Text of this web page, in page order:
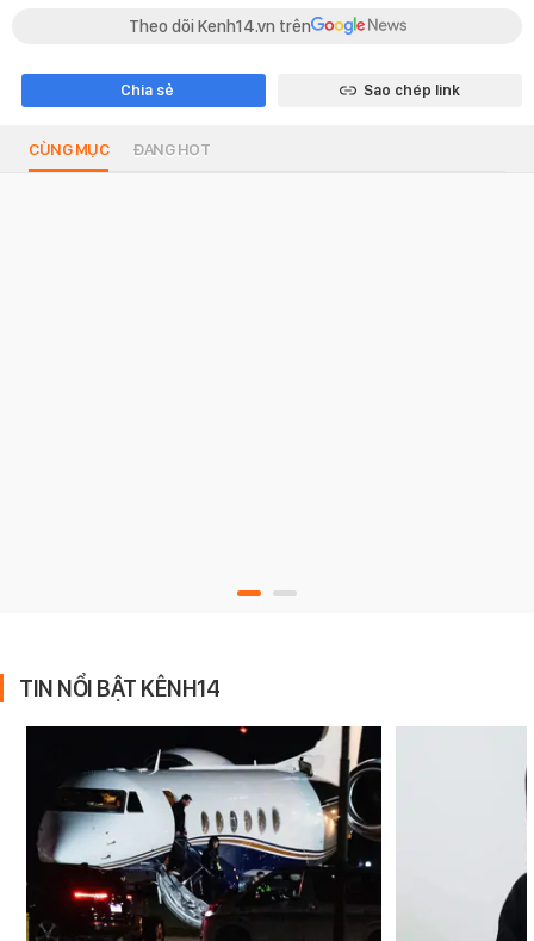
Theo dõi Kenh14.vn trên
Chia sẻ Sao chép link
CÙNG MỤC ĐANG HOT
TIN NỔI BẬT KÊNH14